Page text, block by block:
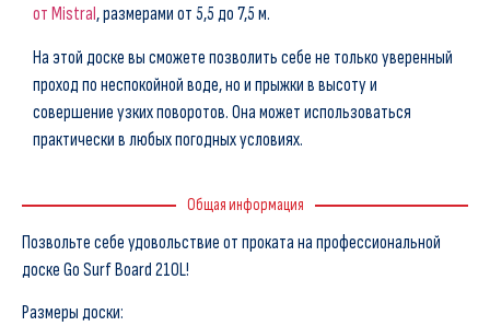
от Mistral, размерами от 5,5 до 7,5 м.
На этой доске вы сможете позволить себе не только уверенный
проход по неспокойной воде, но и прыжки в высоту и
совершение узких поворотов. Она может использоваться
практически в любых погодных условиях.
Общая информация
Позвольте себе удовольствие от проката на профессиональной
доске Go Surf Board 210L!
Размеры доски: